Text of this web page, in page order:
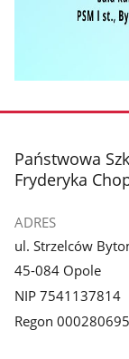
stopka
Państwowa
Fryderyka
ADRES
ul. Strzelców
45-084 Opole
NIP 7541137814
Regon 000280695